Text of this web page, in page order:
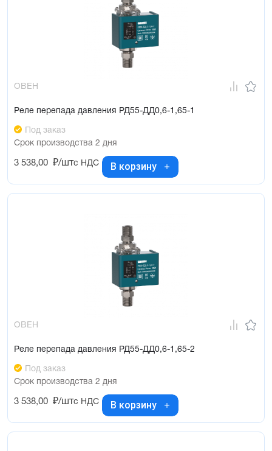
ОВЕН
Реле перепада давления РД55-ДД0,6-1,65-1
Под заказ
Срок производства 2 дня
3 538,00 ₽/штс НДС В корзину
ОВЕН
Реле перепада давления РД55-ДД0,6-1,65-2
Под заказ
Срок производства 2 дня
3 538,00 ₽/штс НДС В корзину